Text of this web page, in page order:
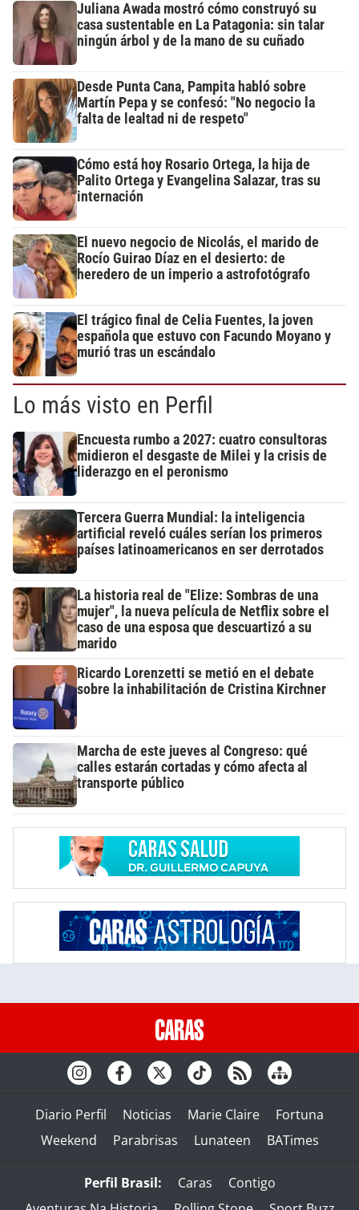
Juliana Awada mostró cómo construyó su
casa sustentable en La Patagonia: sin talar
ningún árbol y de la mano de su cuñado
Desde Punta Cana, Pampita habló sobre
Martín Pepa y se confesó: "No negocio la
falta de lealtad ni de respeto"
Cómo está hoy Rosario Ortega, la hija de
Palito Ortega y Evangelina Salazar, tras su
internación
El nuevo negocio de Nicolás, el marido de
Rocío Guirao Díaz en el desierto: de
heredero de un imperio a astrofotógrafo
El trágico final de Celia Fuentes, la joven
española que estuvo con Facundo Moyano y
murió tras un escándalo
Lo más visto en Perfil
Encuesta rumbo a 2027: cuatro consultoras
midieron el desgaste de Milei y la crisis de
liderazgo en el peronismo
Tercera Guerra Mundial: la inteligencia
artificial reveló cuáles serían los primeros
países latinoamericanos en ser derrotados
La historia real de "Elize: Sombras de una
mujer", la nueva película de Netflix sobre el
caso de una esposa que descuartizó a su
marido
Ricardo Lorenzetti se metió en el debate
sobre la inhabilitación de Cristina Kirchner
Marcha de este jueves al Congreso: qué
calles estarán cortadas y cómo afecta al
transporte público
Diario Perfil Noticias Marie Claire
Fortuna
Weekend
Parabrisas Lunateen BATimes
Perfil Brasil: Caras
Contigo